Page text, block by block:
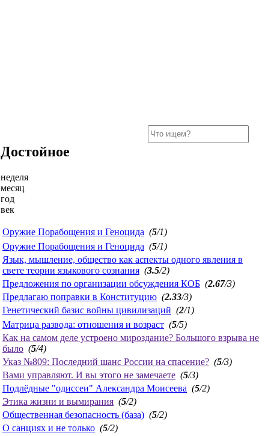
Достойное
неделя
месяц
год
век
Оружие Порабощения и Геноцида (5/1)
Оружие Порабощения и Геноцида (5/1)
Язык, мышление, общество как аспекты одного явления в
свете теории языкового сознания (3.5/2)
Предложения по организации обсуждения КОБ (2.67/3)
Предлагаю поправки в Конституцию (2.33/3)
Генетический базис войны цивилизаций (2/1)
Матрица развода: отношения и возраст (5/5)
Как на самом деле устроено мироздание? Большого взрыва не
было (5/4)
Указ №809: Последний шанс России на спасение? (5/3)
Вами управляют. И вы этого не замечаете (5/3)
Подлёдные "одиссеи" Александра Моисеева (5/2)
Этика жизни и вымирания (5/2)
Общественная безопасность (база) (5/2)
О санциях и не только (5/2)